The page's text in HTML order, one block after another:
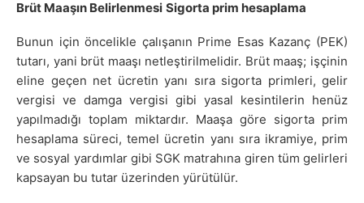
Brüt Maaşın Belirlenmesi Sigorta prim hesaplama
Bunun için öncelikle çalışanın Prime Esas Kazanç (PEK)
tutarı, yani brüt maaşı netleştirilmelidir. Brüt maaş; işçinin
eline geçen net ücretin yanı sıra sigorta primleri, gelir
vergisi ve damga vergisi gibi yasal kesintilerin henüz
yapılmadığı toplam miktardır. Maaşa göre sigorta prim
hesaplama süreci, temel ücretin yanı sıra ikramiye, prim
ve sosyal yardımlar gibi SGK matrahına giren tüm gelirleri
kapsayan bu tutar üzerinden yürütülür.